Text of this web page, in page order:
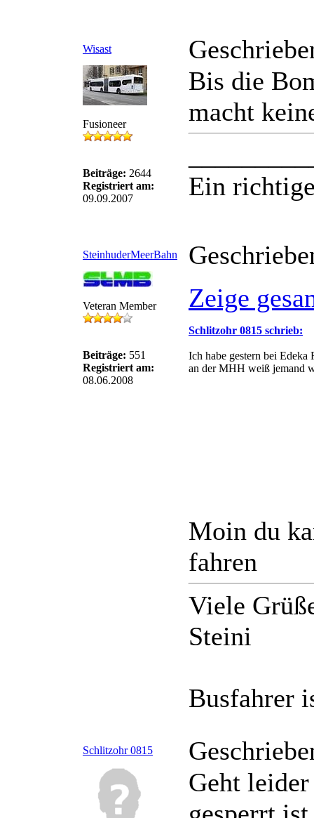
Wisast
Fusioneer
Beiträge: 2644
Registriert am:
09.09.2007
Bis die
macht
Ein
SteinhuderMeerBahn
Veteran Member
Beiträge: 551
Registriert am:
08.06.2008
Zeige
Schlitzohr 0815 schrieb:
Ich habe gestern bei
an der MHH weiß jemand
Moin du
fahren
Viele
Steini
Busfahrer
Schlitzohr 0815
Geht